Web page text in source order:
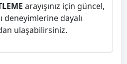
arayışınız için güncel,
deneyimlerine dayalı
ulaşabilirsiniz.